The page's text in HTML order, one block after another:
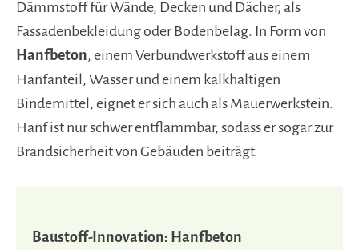
Dämmstoff für Wände, Decken und Dächer, als
Fassadenbekleidung oder Bodenbelag. In Form von
Hanfbeton, einem Verbundwerkstoff aus einem
Hanfanteil, Wasser und einem kalkhaltigen
Bindemittel, eignet er sich auch als Mauerwerkstein.
Hanf ist nur schwer entflammbar, sodass er sogar zur
Brandsicherheit von Gebäuden beiträgt.
Baustoff-Innovation: Hanfbeton